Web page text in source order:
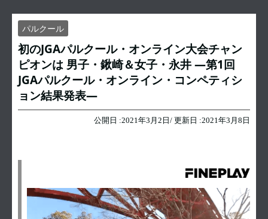
パルクール
初のJGAパルクール・オンライン大会チャン
ピオンは 男子・鍬崎＆女子・永井 —第1回
JGAパルクール・オンライン・コンペティシ
ョン結果発表—
公開日 :2021年3月2日 / 更新日 :2021年3月8日